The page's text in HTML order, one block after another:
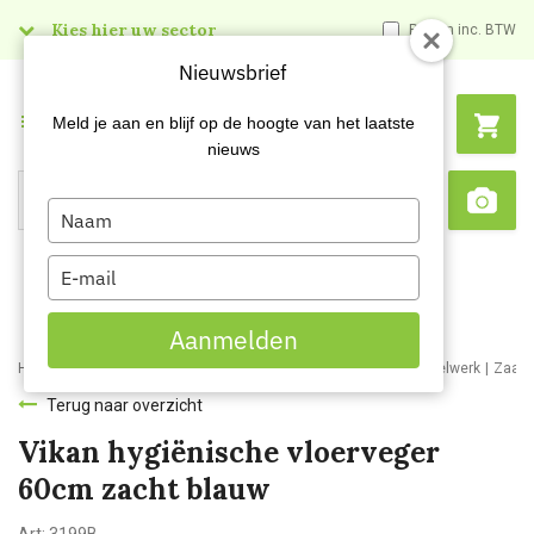
Kies hier uw sector Prijzen inc. BTW
Search
Menu
Home Webshop Schoonmaakartikelen Bezemwerk en borstelwerk
Terug naar overzicht
Vikan hygiënische vloerveger
60cm zacht blauw
Nieuwsbrief
Meld je aan en blijf op de hoogte van het laatste
nieuws
Type
your
name
Type
your
email
Aanmelden